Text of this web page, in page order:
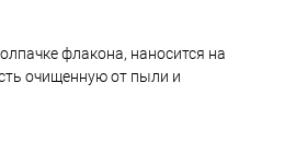
флакона, наносится на
очищенную от пыли и